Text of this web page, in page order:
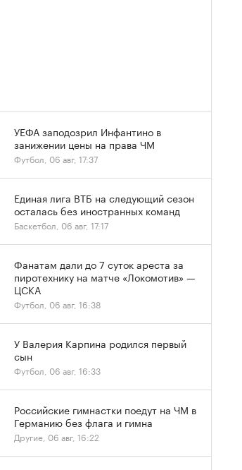
УЕФА заподозрил Инфантино в
занижении цены на права ЧМ
Футбол, 06 авг, 17:37
Единая лига ВТБ на следующий сезон
осталась без иностранных команд
Баскетбол, 06 авг, 17:17
Фанатам дали до 7 суток ареста за
пиротехнику на матче «Локомотив» —
ЦСКА
Футбол, 06 авг, 16:38
У Валерия Карпина родился первый
сын
Футбол, 06 авг, 16:33
Российские гимнастки поедут на ЧМ в
Германию без флага и гимна
Другие, 06 авг, 16:22